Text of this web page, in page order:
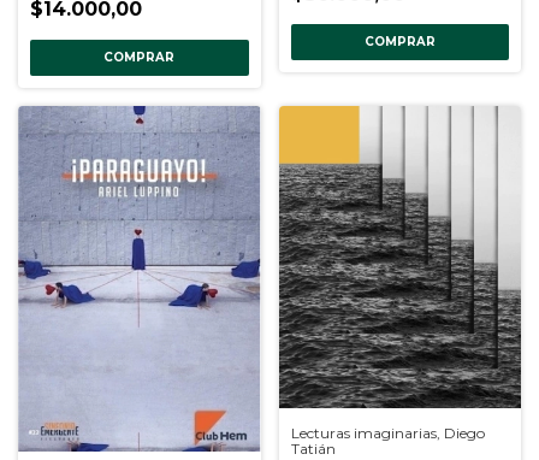
$14.000,00
COMPRAR
COMPRAR
Lecturas imaginarias, Diego
Tatián